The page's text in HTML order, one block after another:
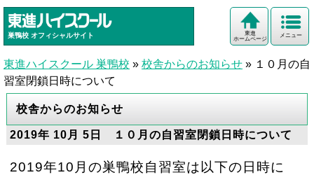
巣鴨校 オフィシャルサイト メニュー
東進
ホームページ
東進ハイスクール 巣鴨校 » 校舎からのお知らせ » １０月の自
習室閉鎖日時について
校舎からのお知らせ
2019年 10月 5日 １０月の自習室閉鎖日時について
2019年10月の巣鴨校自習室は以下の日時に